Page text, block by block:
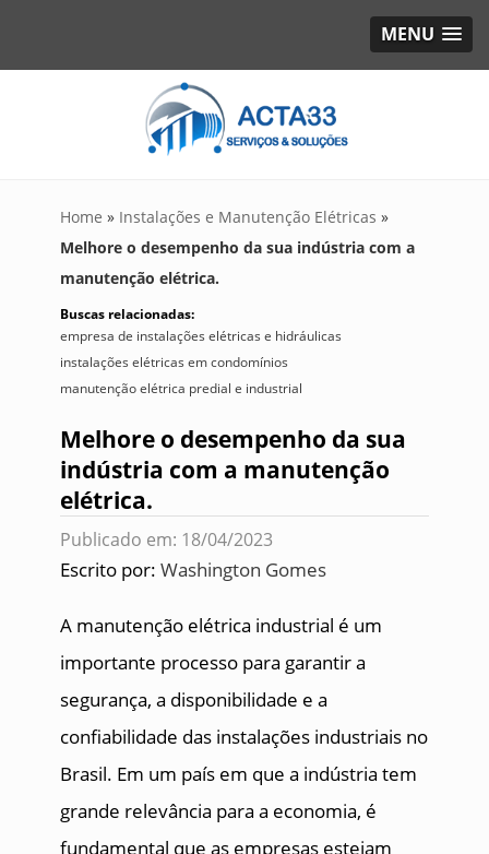
MENU
Home » Instalações e Manutenção Elétricas »
Melhore o desempenho da sua indústria com a
manutenção elétrica.
Buscas relacionadas:
empresa de instalações elétricas e hidráulicas
instalações elétricas em condomínios
manutenção elétrica predial e industrial
Melhore o desempenho da sua
indústria com a manutenção
elétrica.
Publicado em: 18/04/2023
Escrito por: Washington Gomes
A manutenção elétrica industrial é um
importante processo para garantir a
segurança, a disponibilidade e a
confiabilidade das instalações industriais no
Brasil. Em um país em que a indústria tem
grande relevância para a economia, é
fundamental que as empresas estejam